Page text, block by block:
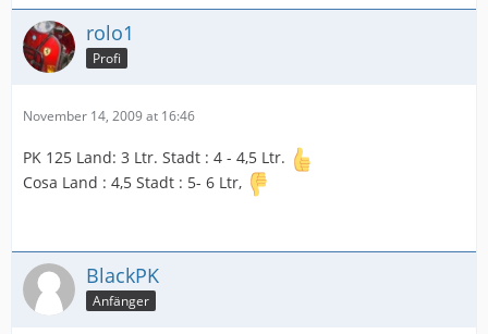
rolo1
Profi
November 14, 2009 at 16:46
PK 125 Land: 3 Ltr. Stadt : 4 - 4,5 Ltr.
Cosa Land : 4,5 Stadt : 5- 6 Ltr,
BlackPK
Anfänger